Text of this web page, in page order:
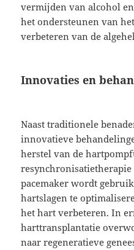
vermijden van alcohol
het ondersteunen van
verbeteren van de
Innovaties en
Naast traditionele
innovatieve
herstel van de
resynchronisatietherapie
pacemaker wordt
hartslagen te
het hart verbeteren. In
harttransplantatie
naar regeneratieve